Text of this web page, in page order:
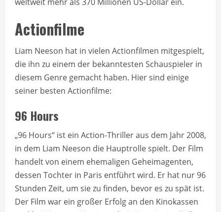
Actionfilme
Liam Neeson hat in vielen Actionfilmen mitgespielt,
die ihn zu einem der bekanntesten Schauspieler in
diesem Genre gemacht haben. Hier sind einige
seiner besten Actionfilme:
96 Hours
„96 Hours“ ist ein Action-Thriller aus dem Jahr 2008,
in dem Liam Neeson die Hauptrolle spielt. Der Film
handelt von einem ehemaligen Geheimagenten,
dessen Tochter in Paris entführt wird. Er hat nur 96
Stunden Zeit, um sie zu finden, bevor es zu spät ist.
Der Film war ein großer Erfolg an den Kinokassen